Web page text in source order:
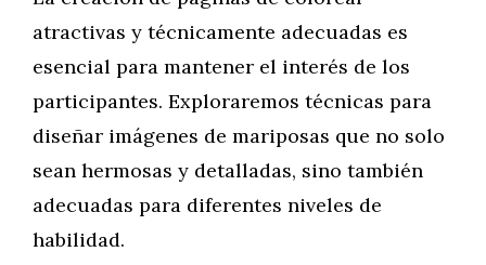
atractivas y técnicamente adecuadas es
esencial para mantener el interés de los
participantes. Exploraremos técnicas para
diseñar imágenes de mariposas que no solo
sean hermosas y detalladas, sino también
adecuadas para diferentes niveles de
habilidad.